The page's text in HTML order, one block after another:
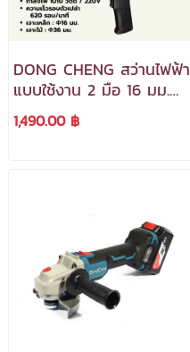
DONG CHENG สว่านไฟฟ้า
แบบใช้งาน 2 มือ 16 มม.
รุ่น DJZ03-16A
***สามารถออกใบกำกับ
1,490.00 ฿